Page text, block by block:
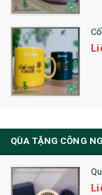
29. MÓC KHOÁ
31. TÚI VẢI KHÔNG
32. TÚI VẢI BỐ
33. MŨ LƯỠI TRAI
36. QUẠT NHỰA
QUÀ TẶNG
QÙA TẶNG CÔNG